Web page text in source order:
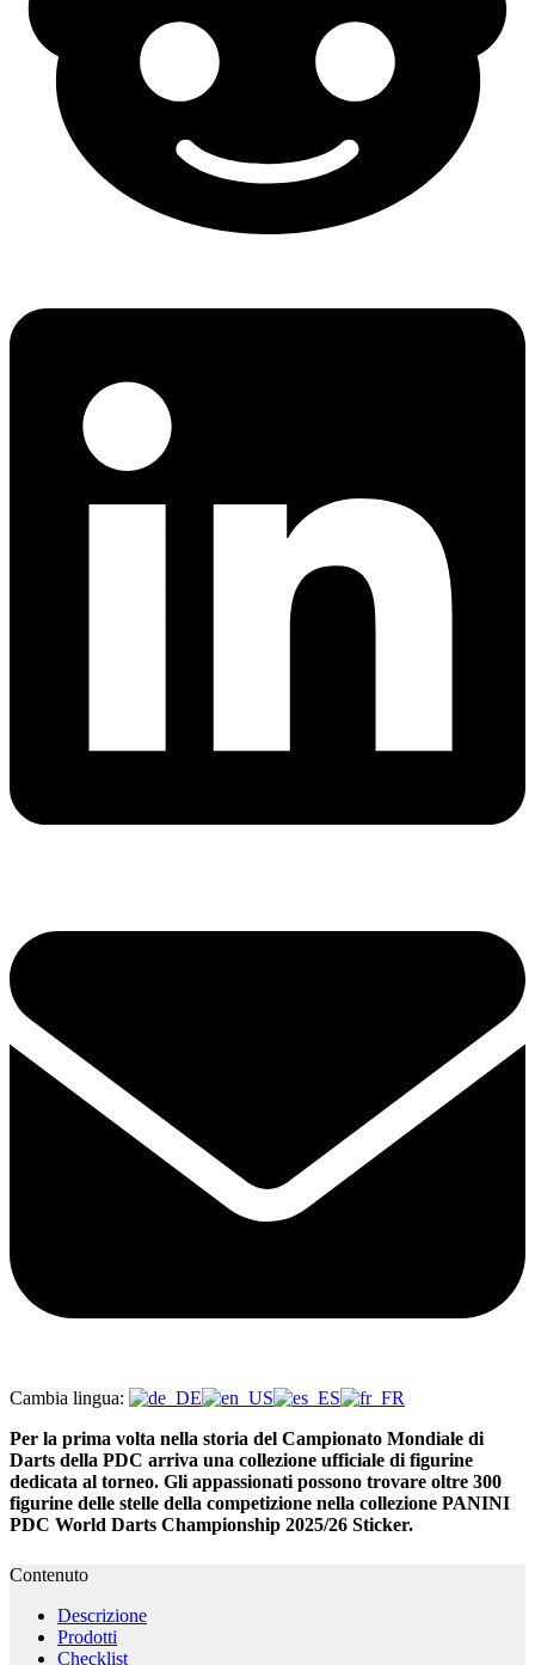
Cambia lingua:
Per la prima volta nella storia del Campionato Mondiale di
Darts della PDC arriva una collezione ufficiale di figurine
dedicata al torneo. Gli appassionati possono trovare oltre 300
figurine delle stelle della competizione nella collezione PANINI
PDC World Darts Championship 2025/26 Sticker.
Contenuto
Descrizione
Prodotti
Checklist